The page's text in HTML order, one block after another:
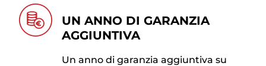
UN ANNO DI GARANZIA
AGGIUNTIVA
Un anno di garanzia aggiuntiva su